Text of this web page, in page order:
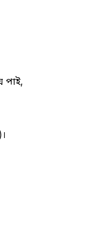
পাই,